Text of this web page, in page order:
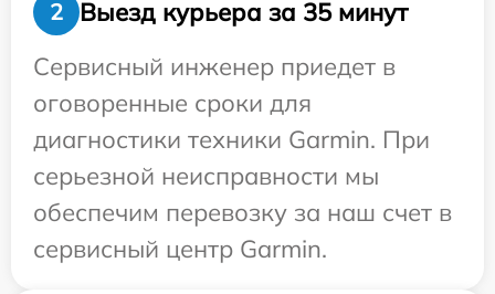
2
Выезд курьера за 35 минут
Сервисный инженер приедет в
оговоренные сроки для
диагностики техники Garmin. При
серьезной неисправности мы
обеспечим перевозку за наш счет в
сервисный центр Garmin.